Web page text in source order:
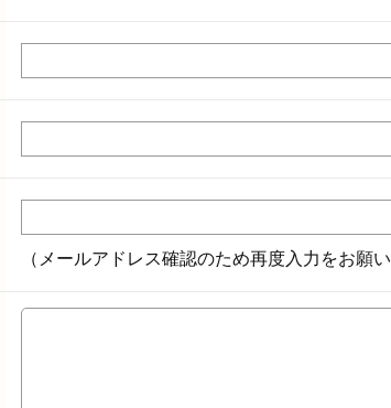
（メールアドレス確認のため再度入力をお願